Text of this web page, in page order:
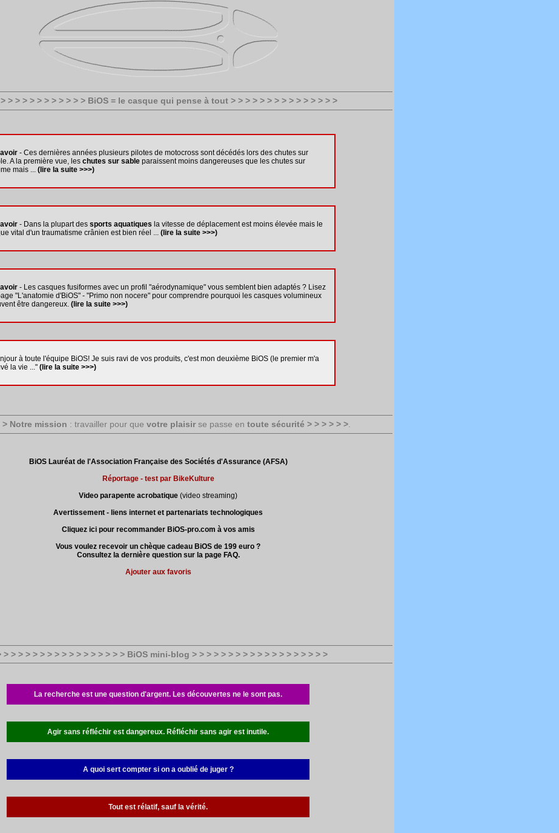
> > > > > > > > > > > BiOS = le casque qui pense à tout > > > > > > > > > > > > > > >
- Ces dernières années plusieurs pilotes de motocross sont décédés lors des chutes sur
A la première vue, les chutes sur sableparaissent moins dangereuses que les chutes sur
mais ... (lire la suite >>>)
- Dans la plupart des sports aquatiques la vitesse de déplacement est moins élevée mais le
vital d'un traumatisme crânien est bien réel ... (lire la suite >>>)
- Les casques fusiformes avec un profil "aérodynamique" vous semblent bien adaptés ? Lisez
"L'anatomie d'BiOS" - "Primo non nocere" pour comprendre pourquoi les casques volumineux
être dangereux. (lire la suite >>>)
à toute l'équipe BiOS! Je suis ravi de vos produits, c'est mon deuxième BiOS (le premier m'a
la vie ..."(lire la suite >>>)
> Notre mission : travailler pour que votre plaisirse passe en toute sécurité > > > > > >.
BiOS Lauréat de l'Association Française des Sociétés d'Assurance (AFSA)
Réportage - test par BikeKulture
Video parapente acrobatique (video streaming)
Avertissement - liens internet et partenariats technologiques
Cliquez ici pour recommander BiOS-pro.com à vos amis
Vous voulez recevoir un chèque cadeau BiOS de 199 euro ?
Consultez la dernière question sur la page FAQ.
Ajouter aux favoris
> > > > > > > > > > > > > > > > > BiOS mini-blog > > > > > > > > > > > > > > > > > > >
La recherche est une question d'argent. Les découvertes ne le sont pas.
Agir sans réfléchir est dangereux. Réfléchir sans agir est inutile.
A quoi sert compter si on a oublié de juger ?
Tout est rélatif, sauf la vérité.